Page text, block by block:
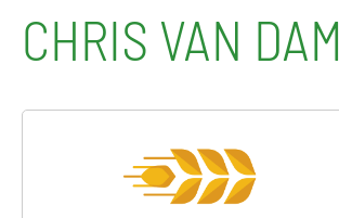
CHRIS VAN DAM